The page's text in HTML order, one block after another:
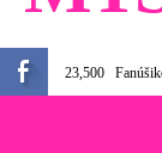
23,500